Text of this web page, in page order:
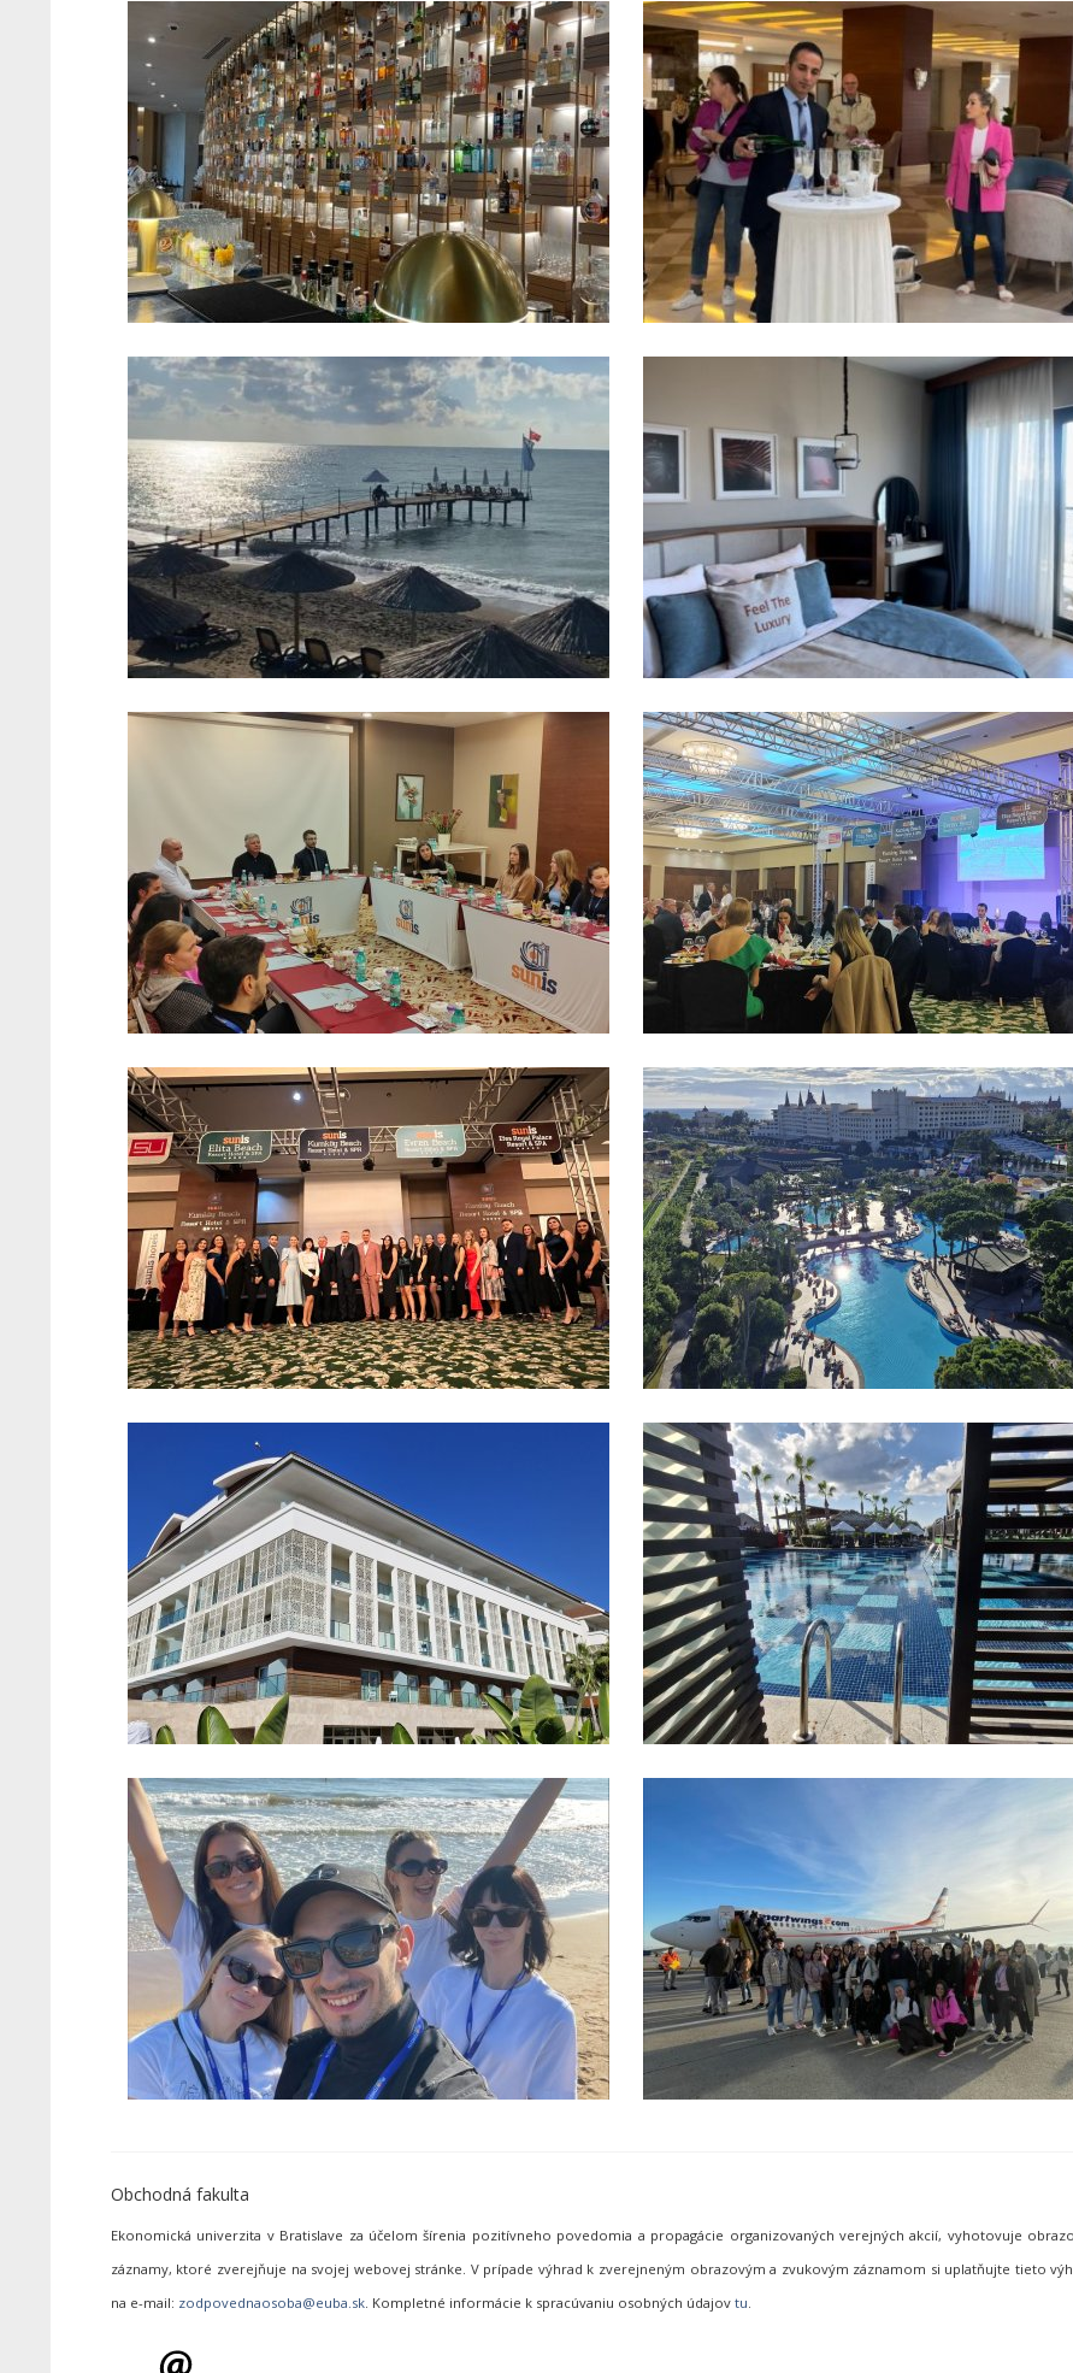
Obchodná fakulta
Ekonomická univerzita v Bratislave za účelom šírenia pozitívneho povedomia a propagácie organizovaných verejných akcií, vyhotovuje
záznamy, ktoré zverejňuje na svojej webovej stránke. V prípade výhrad k zverejneným obrazovým a zvukovým záznamom si uplatňujte tieto
na e-mail:
. Kompletné informácie k spracúvaniu osobných údajov tu.